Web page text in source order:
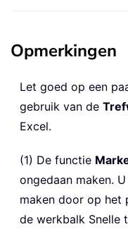
Opmerkingen
Let goed op een
gebruik van de
Excel.
(1) De functie
ongedaan maken.
maken door op het
de werkbalk Snelle